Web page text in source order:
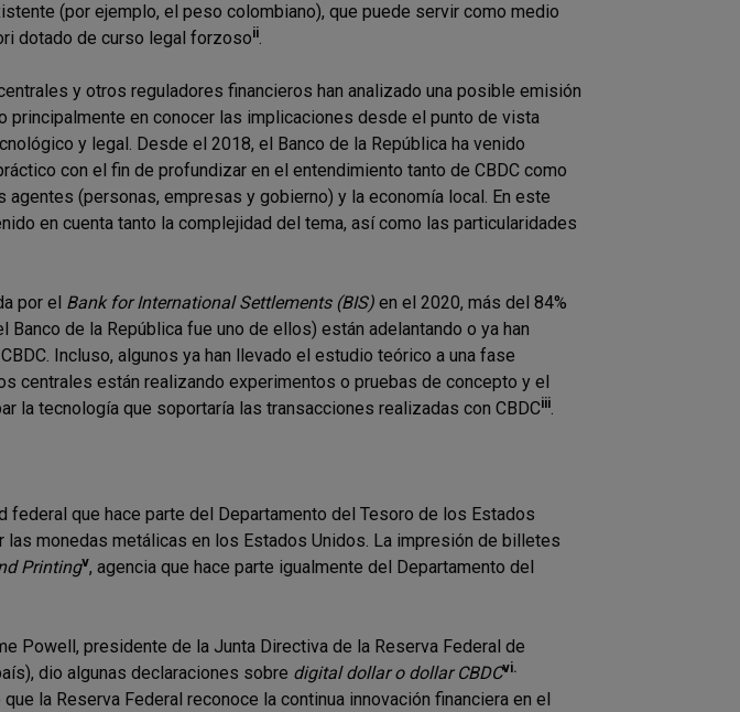
(por ejemplo, el peso colombiano), que puede servir como medio
dotado de curso legal forzosoii.
y otros reguladores financieros han analizado una posible emisión
principalmente en conocer las implicaciones desde el punto de vista
y legal. Desde el 2018, el Banco de la República ha venido
con el fin de profundizar en el entendimiento tanto de CBDC como
(personas, empresas y gobierno) y la economía local. En este
en cuenta tanto la complejidad del tema, así como las particularidades
por el Bank for International Settlements (BIS)en el 2020, más del 84%
de la República fue uno de ellos) están adelantando o ya han
Incluso, algunos ya han llevado el estudio teórico a una fase
centrales están realizando experimentos o pruebas de concepto y el
la tecnología que soportaría las transacciones realizadas con CBDCiii.
federal que hace parte del Departamento del Tesoro de los Estados
las monedas metálicas en los Estados Unidos. La impresión de billetes
Printingv, agencia que hace parte igualmente del Departamento del
Powell, presidente de la Junta Directiva de la Reserva Federal de
dio algunas declaraciones sobre digital dollar o dollar CBDCvi.
la Reserva Federal reconoce la continua innovación financiera en el